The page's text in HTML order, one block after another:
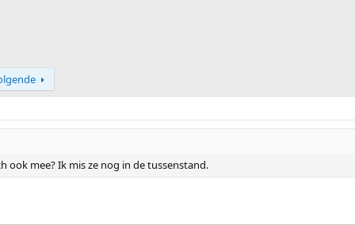
ook mee? Ik mis ze nog in de tussenstand.